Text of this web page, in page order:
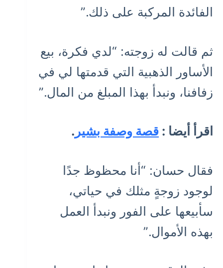
الفائدة المركبة على ذلك.”
ثم قالت له زوجته: “لدي فكرة، بيع
الأساور الذهبية التي قدمتها لي في
زفافنا، ونبدأ بهذا المبلغ من المال.”
اقرأ أيضا : قصة وصفة بشير .
فقال حسان: “أنا محظوظ جدًا
لوجود زوجةٍ مثلك في حياتي،
سأبيعها على الفور ونبدأ العمل
بهذه الأموال.”